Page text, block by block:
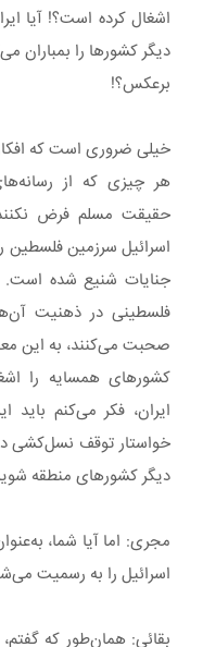
اشغال کرده است؟! آیا
دیگر کشورها را بمباران
برعکس؟!
خیلی ضروری است که
هر چیزی که از
حقیقت مسلم فرض
اسرائیل سرزمین‌ فلسطین
جنایات شنیع شده است.
فلسطینی در ذهنیت
صحبت می‌کنند، به این
کشورهای همسایه را
ایران، فکر می‌کنم باید
خواستار توقف نسل‌کشی
دیگر کشورهای منطقه
مجری: اما آیا شما،
اسرائیل را به رسمیت
بقائی: همان‌طور که